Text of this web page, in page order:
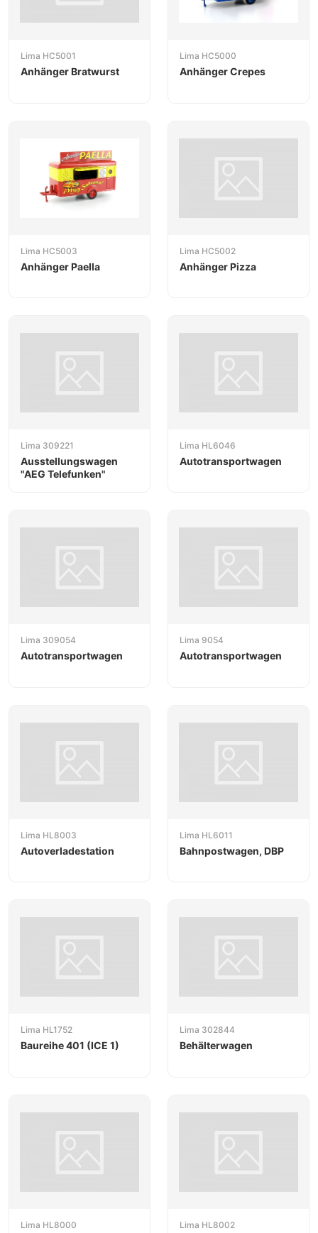
Lima HC5001
Anhänger Bratwurst
Lima HC5000
Anhänger Crepes
Lima HC5003
Anhänger Paella
Lima HC5002
Anhänger Pizza
Lima 309221
Ausstellungswagen
"AEG Telefunken"
Lima HL6046
Autotransportwagen
Lima 309054
Autotransportwagen
Lima 9054
Autotransportwagen
Lima HL8003
Autoverladestation
Lima HL6011
Bahnpostwagen, DBP
Lima HL1752
Baureihe 401 (ICE 1)
Lima 302844
Behälterwagen
Lima HL8000 Lima HL8002